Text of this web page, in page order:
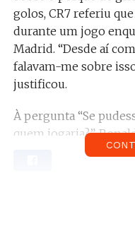
golos, CR7 referiu
durante um jogo
Madrid. “Desde aí
falavam-me sobre
justificou.
À pergunta “Se
quem jogaria?”,
Na minha cabeça